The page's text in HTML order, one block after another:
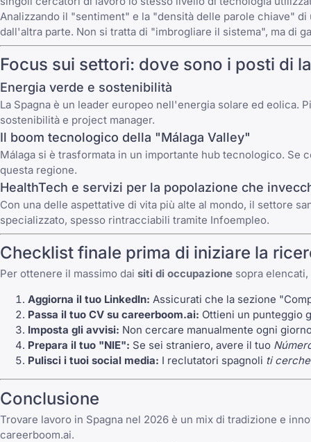
Analizzando il "sentiment" e la "densità delle parole chiave"
dall'altra parte. Non si tratta di "imbrogliare il sistema", ma di
Focus sui settori: dove sono i posti di
Energia verde e sostenibilità
La Spagna è un leader europeo nell'energia solare ed eolica.
sostenibilità e project manager.
Il boom tecnologico della "Málaga Valley"
Málaga si è trasformata in un importante hub tecnologico.
questa regione.
HealthTech e servizi per la popolazione che
Con una delle aspettative di vita più alte al mondo, il settore
specializzato, spesso rintracciabili tramite Infoempleo.
Checklist finale prima di iniziare la
Per ottenere il massimo dai siti di occupazione sopra
Aggiorna il tuo LinkedIn: Assicurati che la sezione
Passa il tuo CV su careerboom.ai: Ottieni un punteggio
Imposta gli avvisi: Non cercare manualmente ogni
Prepara il tuo "NIE": Se sei straniero, avere il tuo
Pulisci i tuoi social media: I reclutatori spagnoli ti
Conclusione
Trovare lavoro in Spagna nel 2026 è un mix di tradizione e
careerboom.ai.